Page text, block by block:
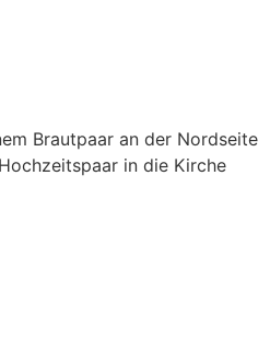
Brautpaar an der Nordseite
in die Kirche